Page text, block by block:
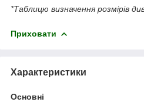
*Таблицю визначення розмірів
Приховати
Характеристики
Основні